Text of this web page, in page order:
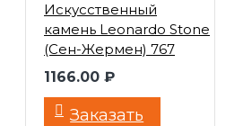
Искусственный
камень Leonardo Stone
(Сен-Жермен) 767
1166.00 ₽
Заказать